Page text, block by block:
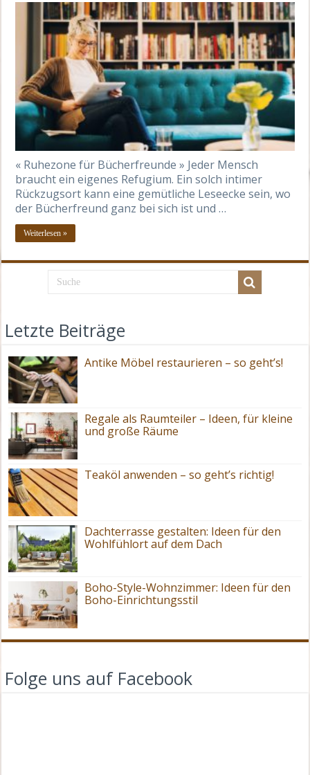
« Ruhezone für Bücherfreunde » Jeder Mensch
braucht ein eigenes Refugium. Ein solch intimer
Rückzugsort kann eine gemütliche Leseecke sein, wo
der Bücherfreund ganz bei sich ist und …
Weiterlesen »
Letzte Beiträge
Antike Möbel restaurieren – so geht’s!
Regale als Raumteiler – Ideen, für kleine
und große Räume
Teaköl anwenden – so geht’s richtig!
Dachterrasse gestalten: Ideen für den
Wohlfühlort auf dem Dach
Boho-Style-Wohnzimmer: Ideen für den
Boho-Einrichtungsstil
Folge uns auf Facebook